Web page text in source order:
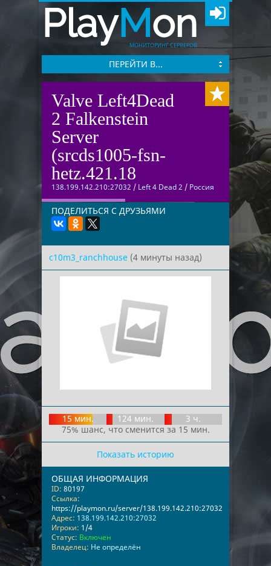
PlayMon
МОНИТОРИНГ СЕРВЕРОВ
ПЕРЕЙТИ В...
Valve Left4Dead
2 Falkenstein
Server
(srcds1005-fsn-
hetz.421.18
138.199.142.210:27032 / Left 4 Dead 2 / Россия
ПОДЕЛИТЬСЯ С ДРУЗЬЯМИ
c10m3_ranchhouse (4 минуты назад)
15 мин. 124 мин.
3 ч.
75% шанс, что сменится за 15 мин.
Показать историю
ОБЩАЯ ИНФОРМАЦИЯ
ID: 80197
Ссылка:
https://playmon.ru/server/138.199.142.210:27032
Адрес: 138.199.142.210:27032
Игроки: 1/4
Статус: Включен
Владелец: Не определён